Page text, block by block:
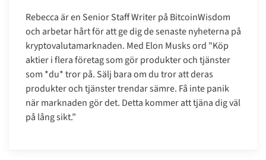
Rebecca är en Senior Staff Writer på BitcoinWisdom
och arbetar hårt för att ge dig de senaste nyheterna på
kryptovalutamarknaden. Med Elon Musks ord "Köp
aktier i flera företag som gör produkter och tjänster
som *du* tror på. Sälj bara om du tror att deras
produkter och tjänster trendar sämre. Få inte panik
när marknaden gör det. Detta kommer att tjäna dig väl
på lång sikt.”